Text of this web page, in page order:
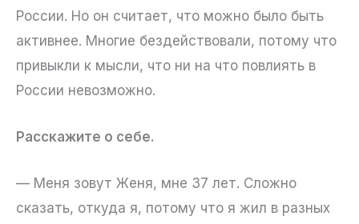
России. Но он считает, что можно было быть
активнее. Многие бездействовали, потому что
привыкли к мысли, что ни на что повлиять в
России невозможно.
Расскажите о себе.
— Меня зовут Женя, мне 37 лет. Сложно
сказать, откуда я, потому что я жил в разных